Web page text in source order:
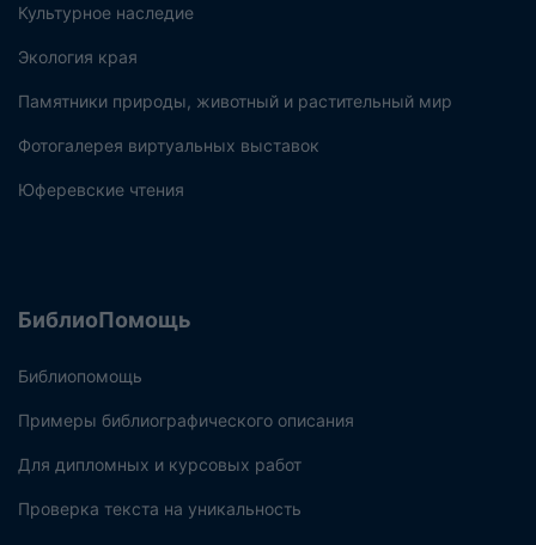
Культурное наследие
Экология края
Памятники природы, животный и растительный мир
Фотогалерея виртуальных выставок
Юферевские чтения
БиблиоПомощь
Библиопомощь
Примеры библиографического описания
Для дипломных и курсовых работ
Проверка текста на уникальность